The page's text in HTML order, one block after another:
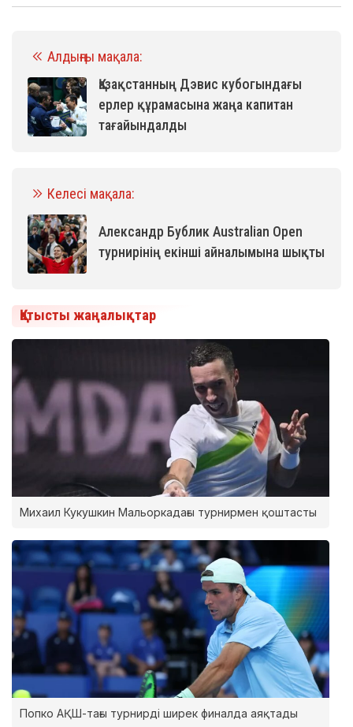
Алдыңғы мақала:
Қазақстанның Дэвис кубогындағы
ерлер құрамасына жаңа капитан
тағайындалды
Келесі мақала:
Александр Бублик Australian Open
турнирінің екінші айналымына шықты
Қатысты жаңалықтар
Михаил Кукушкин Мальоркадағы турнирмен қоштасты
Попко АҚШ-тағы турнирді ширек финалда аяқтады